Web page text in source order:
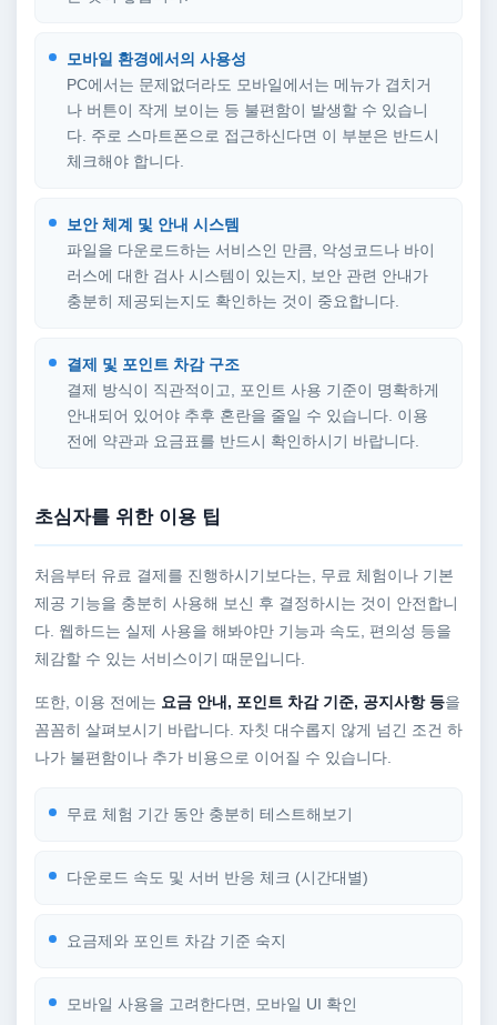
모바일 환경에서의 사용성
PC에서는 문제없더라도 모바일에서는 메뉴가 겹치거
나 버튼이 작게 보이는 등 불편함이 발생할 수 있습니
다. 주로 스마트폰으로 접근하신다면 이 부분은 반드시
체크해야 합니다.
보안 체계 및 안내 시스템
파일을 다운로드하는 서비스인 만큼, 악성코드나 바이
러스에 대한 검사 시스템이 있는지, 보안 관련 안내가
충분히 제공되는지도 확인하는 것이 중요합니다.
결제 및 포인트 차감 구조
결제 방식이 직관적이고, 포인트 사용 기준이 명확하게
안내되어 있어야 추후 혼란을 줄일 수 있습니다. 이용
전에 약관과 요금표를 반드시 확인하시기 바랍니다.
초심자를 위한 이용 팁
처음부터 유료 결제를 진행하시기보다는, 무료 체험이나 기본
제공 기능을 충분히 사용해 보신 후 결정하시는 것이 안전합니
다. 웹하드는 실제 사용을 해봐야만 기능과 속도, 편의성 등을
체감할 수 있는 서비스이기 때문입니다.
또한, 이용 전에는 요금 안내, 포인트 차감 기준, 공지사항 등을
꼼꼼히 살펴보시기 바랍니다. 자칫 대수롭지 않게 넘긴 조건 하
나가 불편함이나 추가 비용으로 이어질 수 있습니다.
무료 체험 기간 동안 충분히 테스트해보기
다운로드 속도 및 서버 반응 체크 (시간대별)
요금제와 포인트 차감 기준 숙지
모바일 사용을 고려한다면, 모바일 UI 확인